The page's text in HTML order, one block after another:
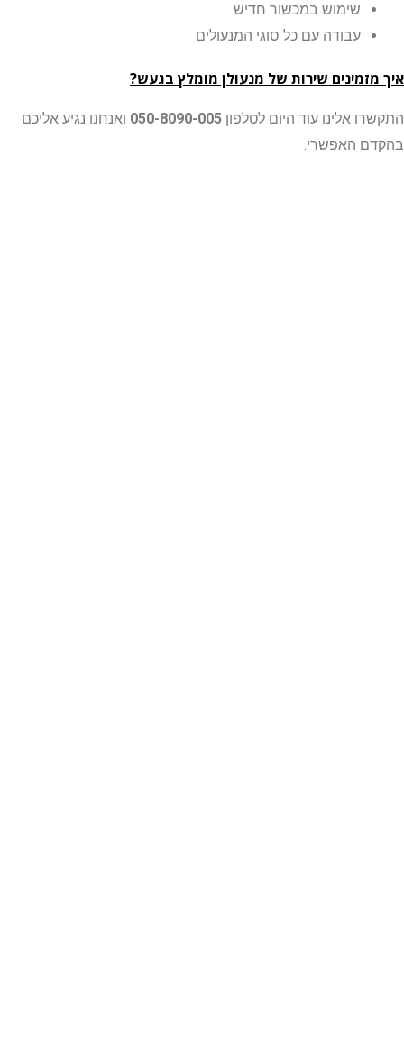
שימוש במכשור חדיש
עבודה עם כל סוגי המנעולים
שירות של מנעולן מומלץ בגעש?
אלינו עוד היום לטלפון050-8090-005ואנחנו נגיע אליכם
האפשרי.